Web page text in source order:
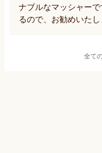
ナブルなマッシャー
るので、お勧めいたし
全て